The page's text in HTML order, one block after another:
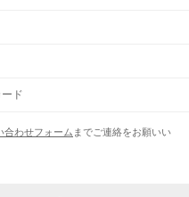
ド
合わせフォーム までご連絡をお願いい